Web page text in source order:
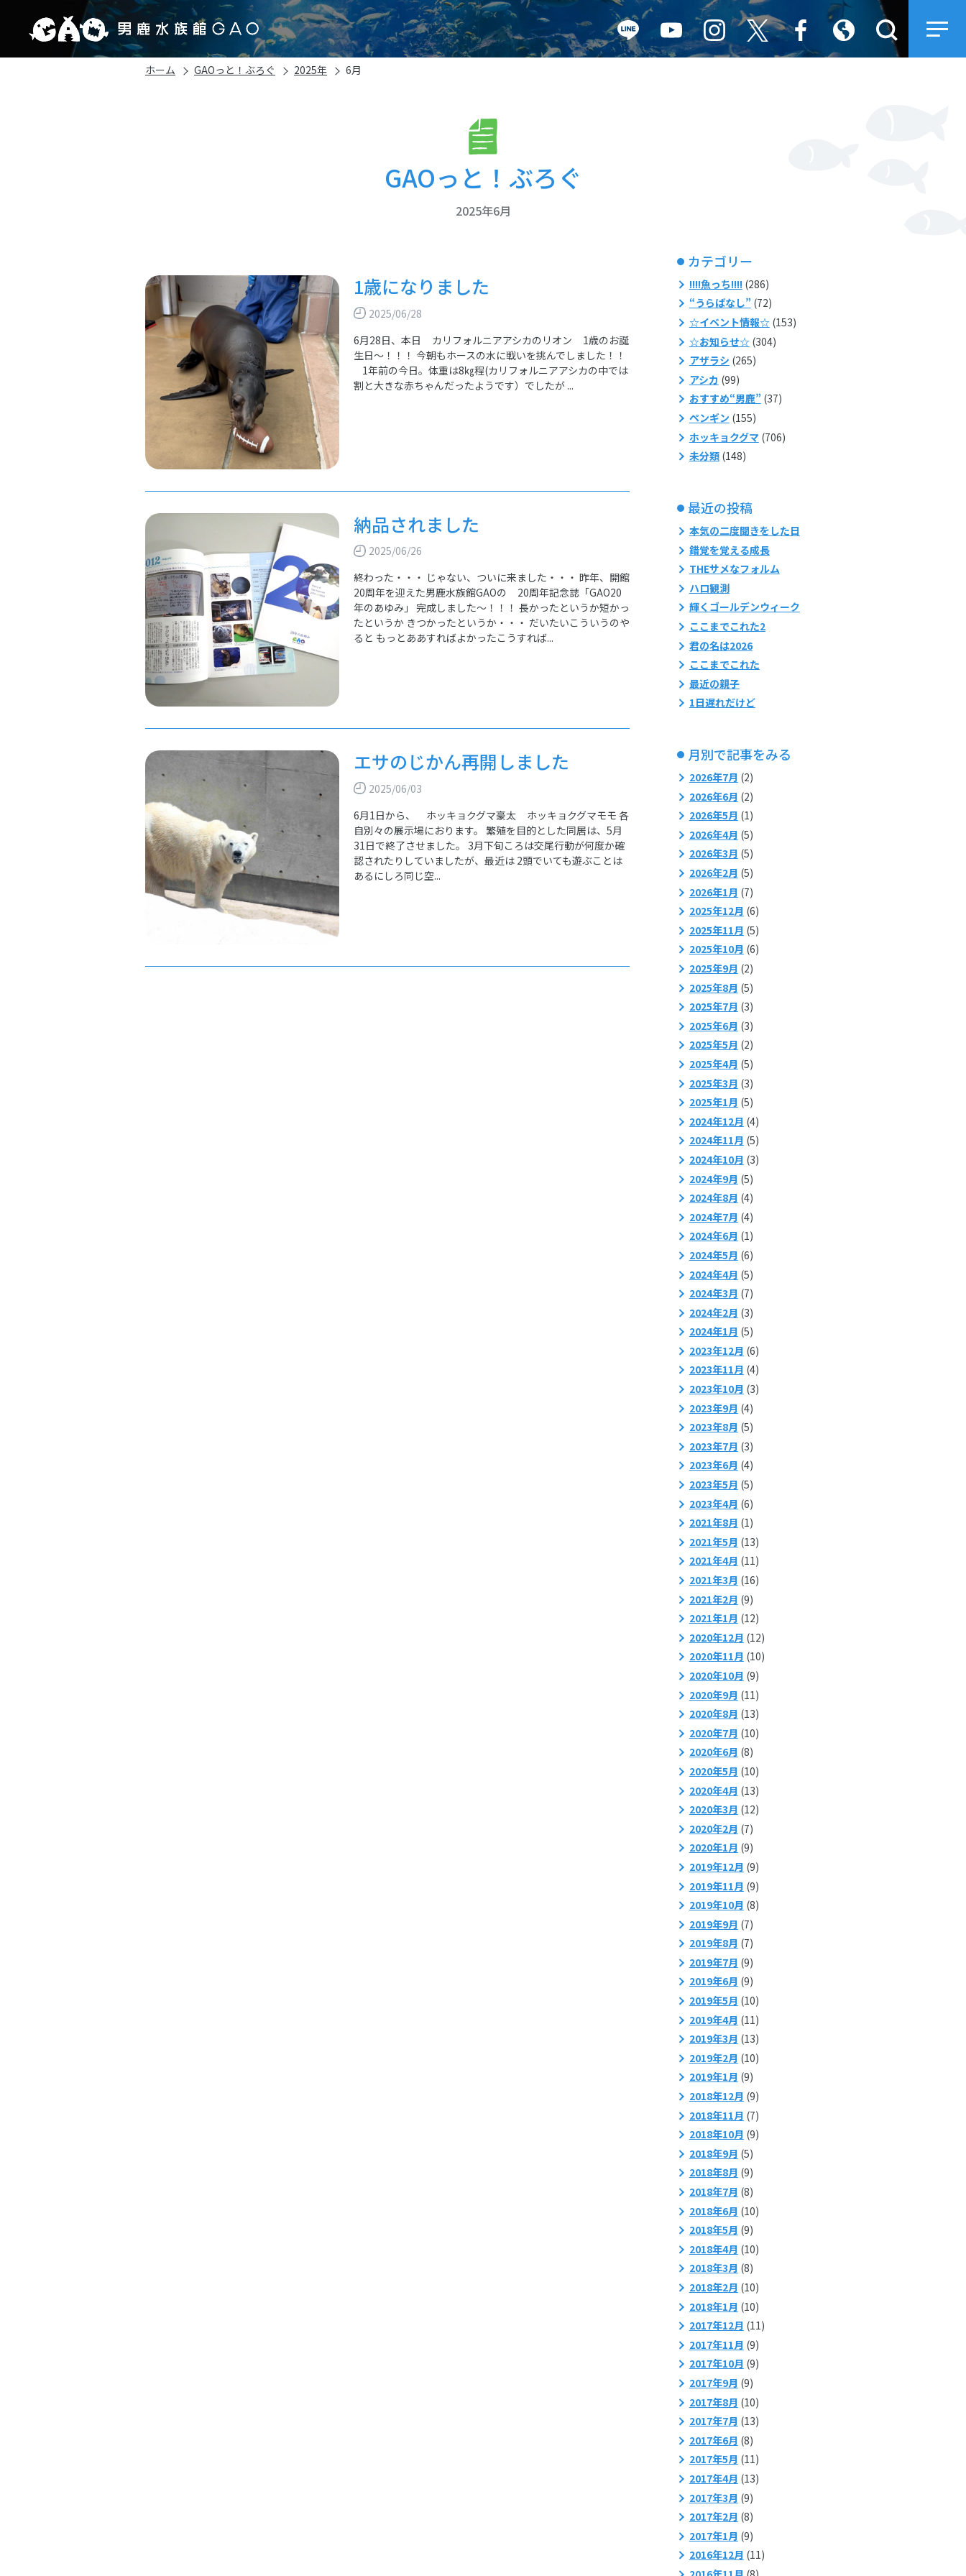
ホーム GAOっと！ぶろぐ 2025年 6月
GAOっと！ぶろぐ
2025年6月
1歳になりました
2025/06/28
6月28日、本日 カリフォルニアアシカのリオン 1歳のお誕
生日～！！！ 今朝もホースの水に戦いを挑んでしました！！
1年前の今日。体重は8㎏程(カリフォルニアアシカの中では
割と大きな赤ちゃんだったようです）でしたが ...
納品されました
2025/06/26
終わった・・・ じゃない、ついに来ました・・・ 昨年、開館
20周年を迎えた男鹿水族館GAOの 20周年記念誌「GAO20
年のあゆみ」 完成しました～！！！ 長かったというか短かっ
たというか きつかったというか・・・ だいたいこういうのや
ると もっとああすればよかったこうすれば...
エサのじかん再開しました
2025/06/03
6月1日から、 ホッキョクグマ豪太 ホッキョクグマモモ 各
自別々の展示場におります。 繁殖を目的とした同居は、5月
31日で終了させました。 3月下旬ころは交尾行動が何度か確
認されたりしていましたが、最近は 2頭でいても遊ぶことは
あるにしろ同じ空...
カテゴリー
!!!!魚っち!!!!(286)
“うらばなし”(72)
☆イベント情報☆(153)
☆お知らせ☆(304)
アザラシ (265)
アシカ (99)
おすすめ“男鹿”(37)
ペンギン (155)
ホッキョクグマ (706)
未分類(148)
最近の投稿
本気の二度聞きをした日
錯覚を覚える成長
THEサメなフォルム
ハロ観測
輝くゴールデンウィーク
ここまでこれた2
君の名は2026
ここまでこれた
最近の親子
1日遅れだけど
月別で記事をみる
2026年7月 (2)
2026年6月 (2)
2026年5月 (1)
2026年4月 (5)
2026年3月 (5)
2026年2月 (5)
2026年1月 (7)
2025年12月 (6)
2025年11月 (5)
2025年10月 (6)
2025年9月 (2)
2025年8月 (5)
2025年7月 (3)
2025年6月 (3)
2025年5月 (2)
2025年4月 (5)
2025年3月 (3)
2025年1月 (5)
2024年12月 (4)
2024年11月 (5)
2024年10月 (3)
2024年9月 (5)
2024年8月 (4)
2024年7月 (4)
2024年6月 (1)
2024年5月 (6)
2024年4月 (5)
2024年3月 (7)
2024年2月 (3)
2024年1月 (5)
2023年12月 (6)
2023年11月 (4)
2023年10月 (3)
2023年9月 (4)
2023年8月 (5)
2023年7月 (3)
2023年6月 (4)
2023年5月 (5)
2023年4月 (6)
2021年8月 (1)
2021年5月 (13)
2021年4月 (11)
2021年3月 (16)
2021年2月 (9)
2021年1月 (12)
2020年12月 (12)
2020年11月 (10)
2020年10月 (9)
2020年9月 (11)
2020年8月 (13)
2020年7月 (10)
2020年6月 (8)
2020年5月 (10)
2020年4月 (13)
2020年3月 (12)
2020年2月 (7)
2020年1月 (9)
2019年12月 (9)
2019年11月 (9)
2019年10月 (8)
2019年9月 (7)
2019年8月 (7)
2019年7月 (9)
2019年6月 (9)
2019年5月 (10)
2019年4月 (11)
2019年3月 (13)
2019年2月 (10)
2019年1月 (9)
2018年12月 (9)
2018年11月 (7)
2018年10月 (9)
2018年9月 (5)
2018年8月 (9)
2018年7月 (8)
2018年6月 (10)
2018年5月 (9)
2018年4月 (10)
2018年3月 (8)
2018年2月 (10)
2018年1月 (10)
2017年12月 (11)
2017年11月 (9)
2017年10月 (9)
2017年9月 (9)
2017年8月 (10)
2017年7月 (13)
2017年6月 (8)
2017年5月 (11)
2017年4月 (13)
2017年3月 (9)
2017年2月 (8)
2017年1月 (9)
2016年12月 (11)